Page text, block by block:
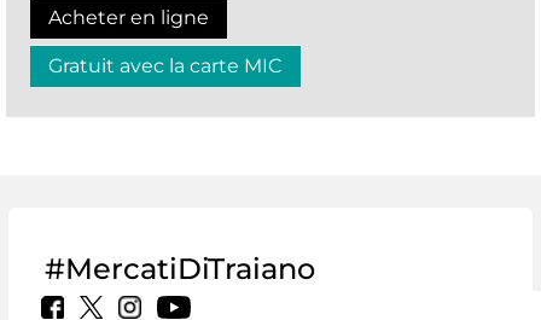
Acheter en ligne
Gratuit avec la carte MIC
#MercatiDiTraiano